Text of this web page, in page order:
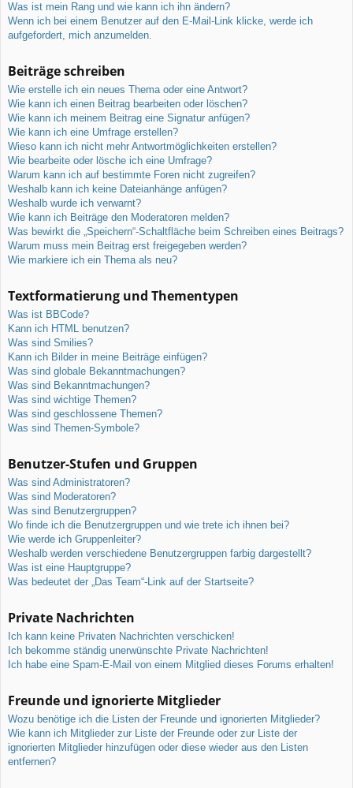
Was ist mein Rang und wie kann ich ihn ändern?
Wenn ich bei einem Benutzer auf den E-Mail-Link klicke, werde ich
aufgefordert, mich anzumelden.
Beiträge schreiben
Wie erstelle ich ein neues Thema oder eine Antwort?
Wie kann ich einen Beitrag bearbeiten oder löschen?
Wie kann ich meinem Beitrag eine Signatur anfügen?
Wie kann ich eine Umfrage erstellen?
Wieso kann ich nicht mehr Antwortmöglichkeiten erstellen?
Wie bearbeite oder lösche ich eine Umfrage?
Warum kann ich auf bestimmte Foren nicht zugreifen?
Weshalb kann ich keine Dateianhänge anfügen?
Weshalb wurde ich verwarnt?
Wie kann ich Beiträge den Moderatoren melden?
Was bewirkt die „Speichern“-Schaltfläche beim Schreiben eines Beitrags?
Warum muss mein Beitrag erst freigegeben werden?
Wie markiere ich ein Thema als neu?
Textformatierung und Thementypen
Was ist BBCode?
Kann ich HTML benutzen?
Was sind Smilies?
Kann ich Bilder in meine Beiträge einfügen?
Was sind globale Bekanntmachungen?
Was sind Bekanntmachungen?
Was sind wichtige Themen?
Was sind geschlossene Themen?
Was sind Themen-Symbole?
Benutzer-Stufen und Gruppen
Was sind Administratoren?
Was sind Moderatoren?
Was sind Benutzergruppen?
Wo finde ich die Benutzergruppen und wie trete ich ihnen bei?
Wie werde ich Gruppenleiter?
Weshalb werden verschiedene Benutzergruppen farbig dargestellt?
Was ist eine Hauptgruppe?
Was bedeutet der „Das Team“-Link auf der Startseite?
Private Nachrichten
Ich kann keine Privaten Nachrichten verschicken!
Ich bekomme ständig unerwünschte Private Nachrichten!
Ich habe eine Spam-E-Mail von einem Mitglied dieses Forums erhalten!
Freunde und ignorierte Mitglieder
Wozu benötige ich die Listen der Freunde und ignorierten Mitglieder?
Wie kann ich Mitglieder zur Liste der Freunde oder zur Liste der
ignorierten Mitglieder hinzufügen oder diese wieder aus den Listen
entfernen?